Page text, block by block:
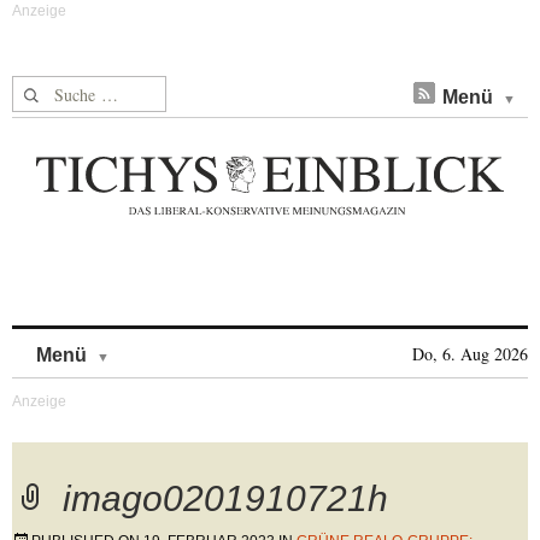
Suche nach: Menü
Menü Do, 6. Aug 2026
imago0201910721h